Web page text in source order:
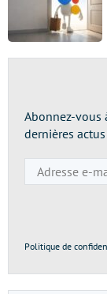
Abonnez-vous
dernières
Politique de